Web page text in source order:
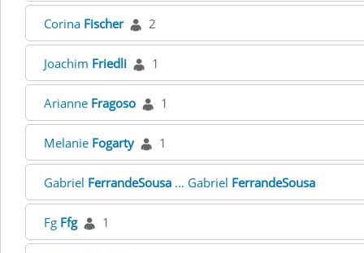
Corina Fischer 2
Joachim Friedli 1
Arianne Fragoso 1
Melanie Fogarty 1
Gabriel FerrandeSousa ... Gabriel FerrandeSousa
Fg Ffg 1